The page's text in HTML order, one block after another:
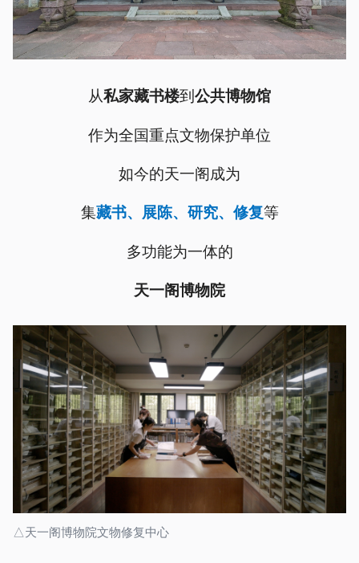
从私家藏书楼到公共博物馆
作为全国重点文物保护单位
如今的天一阁成为
集藏书、展陈、研究、修复等
多功能为一体的
天一阁博物院
△天一阁博物院文物修复中心